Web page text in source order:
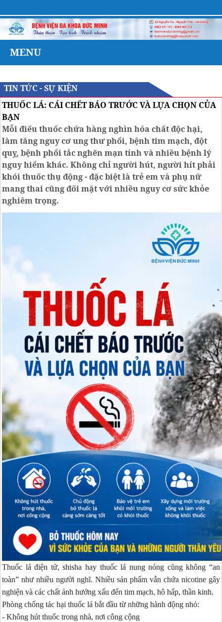
MENU
TIN TỨC - SỰ KIỆN
THUỐC LÁ: CÁI CHẾT BÁO TRƯỚC VÀ LỰA CHỌN CỦA
BẠN
Mỗi điếu thuốc chứa hàng nghìn hóa chất độc hại,
làm tăng nguy cơ ung thư phổi, bệnh tim mạch, đột
quỵ, bệnh phổi tắc nghẽn mạn tính và nhiều bệnh lý
nguy hiểm khác. Không chỉ người hút, người hít phải
khói thuốc thụ động - đặc biệt là trẻ em và phụ nữ
mang thai cũng đối mặt với nhiều nguy cơ sức khỏe
nghiêm trọng.
Thuốc lá điện tử, shisha hay thuốc lá nung nóng cũng không “an
toàn” như nhiều người nghĩ. Nhiều sản phẩm vẫn chứa nicotine gây
nghiện và các chất ảnh hưởng xấu đến tim mạch, hô hấp, thần kinh.
Phòng chống tác hại thuốc lá bắt đầu từ những hành động nhỏ:
- Không hút thuốc trong nhà, nơi công cộng